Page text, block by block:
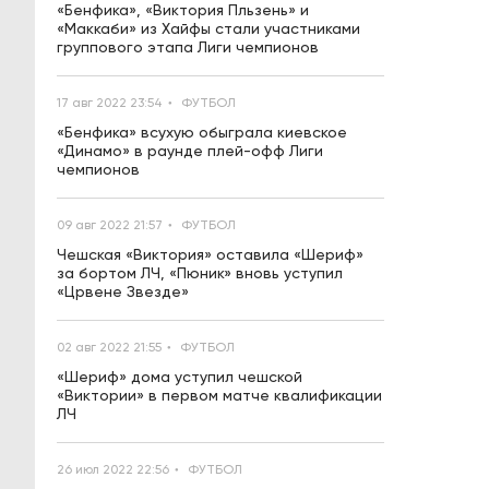
«Бенфика», «Виктория Пльзень» и
«Маккаби» из Хайфы стали участниками
группового этапа Лиги чемпионов
17 авг 2022 23:54 ФУТБОЛ
«Бенфика» всухую обыграла киевское
«Динамо» в раунде плей-офф Лиги
чемпионов
09 авг 2022 21:57 ФУТБОЛ
Чешская «Виктория» оставила «Шериф»
за бортом ЛЧ, «Пюник» вновь уступил
«Црвене Звезде»
02 авг 2022 21:55 ФУТБОЛ
«Шериф» дома уступил чешской
«Виктории» в первом матче квалификации
ЛЧ
26 июл 2022 22:56 ФУТБОЛ